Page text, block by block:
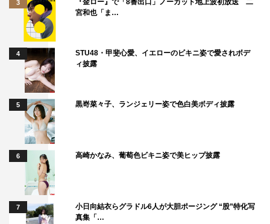
3
『金ロー』で「8番出口」ノーカット地上波初放送 二
宮和也「ま…
4
STU48・甲斐心愛、イエローのビキニ姿で愛されボデ
ィ披露
5 黒嵜菜々子、ランジェリー姿で色白美ボディ披露
6 高崎かなみ、葡萄色ビキニ姿で美ヒップ披露
7
小日向結衣らグラドル6人が大胆ポージング “股”特化写
真集「…